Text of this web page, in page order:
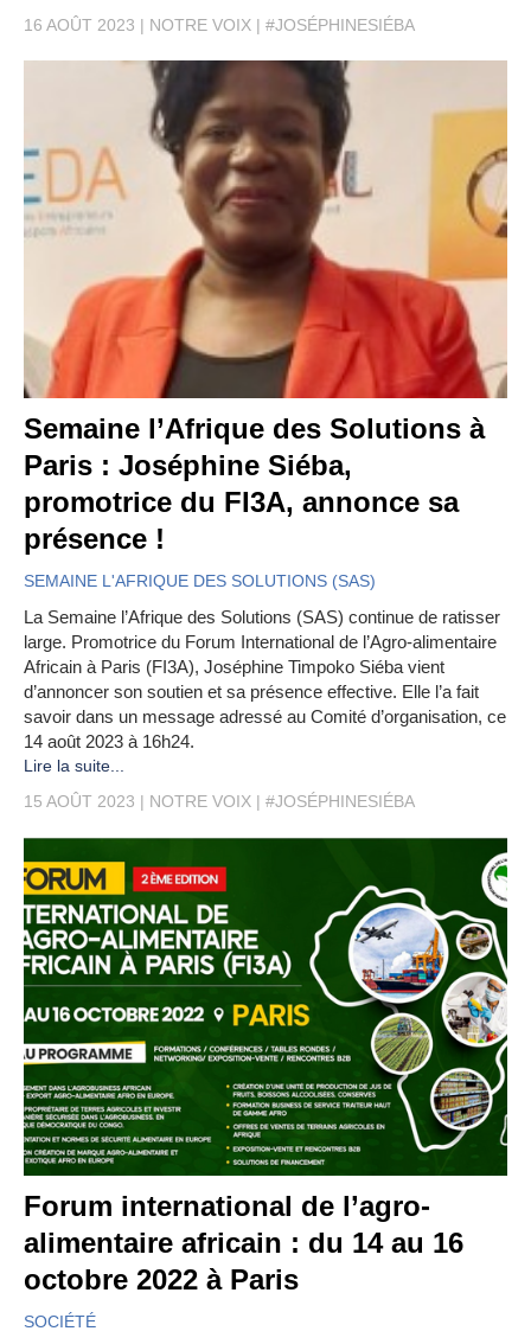
16 AOÛT 2023
NOTRE VOIX #JOSÉPHINESIÉBA
Semaine l’Afrique des Solutions à
Paris : Joséphine Siéba,
promotrice du FI3A, annonce sa
présence !
SEMAINE L'AFRIQUE DES SOLUTIONS (SAS)
La Semaine l’Afrique des Solutions (SAS) continue de ratisser
large. Promotrice du Forum International de l’Agro-alimentaire
Africain à Paris (FI3A), Joséphine Timpoko Siéba vient
d’annoncer son soutien et sa présence effective. Elle l’a fait
savoir dans un message adressé au Comité d’organisation, ce
14 août 2023 à 16h24.
Lire la suite...
15 AOÛT 2023
NOTRE VOIX #JOSÉPHINESIÉBA
Forum international de l’agro-
alimentaire africain : du 14 au 16
octobre 2022 à Paris
SOCIÉTÉ